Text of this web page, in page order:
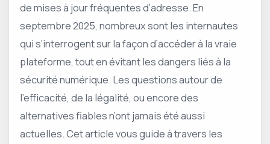
de mises à jour fréquentes d’adresse. En
septembre 2025, nombreux sont les internautes
qui s’interrogent sur la façon d’accéder à la vraie
plateforme, tout en évitant les dangers liés à la
sécurité numérique. Les questions autour de
l’efficacité, de la légalité, ou encore des
alternatives fiables n’ont jamais été aussi
actuelles. Cet article vous guide à travers les